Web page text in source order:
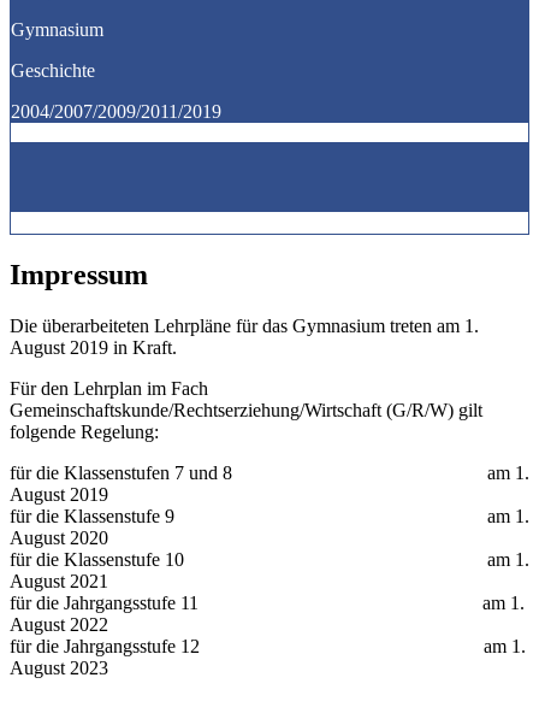
Gymnasium
Geschichte
2004/2007/2009/2011/2019
Impressum
Die überarbeiteten Lehrpläne für das Gymnasium treten am 1.
August 2019 in Kraft.
Für den Lehrplan im Fach
Gemeinschaftskunde/Rechtserziehung/Wirtschaft (G/R/W) gilt
folgende Regelung:
für die Klassenstufen 7 und 8 am 1.
August 2019
für die Klassenstufe 9 am 1.
August 2020
für die Klassenstufe 10 am 1.
August 2021
für die Jahrgangsstufe 11 am 1.
August 2022
für die Jahrgangsstufe 12 am 1.
August 2023